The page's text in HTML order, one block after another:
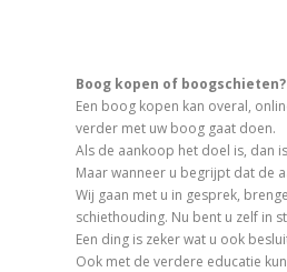
Boog kopen of boogschieten?
Een boog kopen kan overal,
verder met uw boog gaat doen.
Als de aankoop het doel is, dan
Maar wanneer u begrijpt dat de
Wij gaan met u in gesprek,
schiethouding. Nu bent u zelf in
Een ding is zeker wat u ook
Ook met de verdere educatie